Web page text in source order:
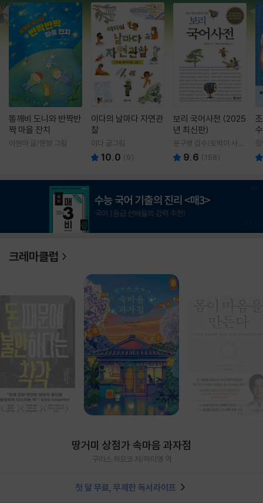
똥깨비 도니와 반짝반
짝 마을 잔치
이현아 글/핸짱 그림
이다의 날마다 자연관
찰
이다 글그림
10.0 (9)
보리 국어사전 (2025
년 최신판)
윤구병 감수/토박이 사전
편찬실 편
9.6 (158)
크레마클럽
땅거미 상점가 속마음 과자점
구리스 히요코 저/마미영 역
첫 달 무료, 무제한 독서라이프